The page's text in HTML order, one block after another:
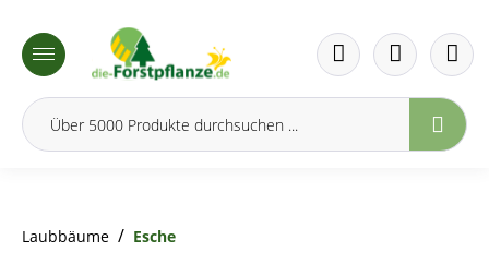
springen
Laubbäume / Esche